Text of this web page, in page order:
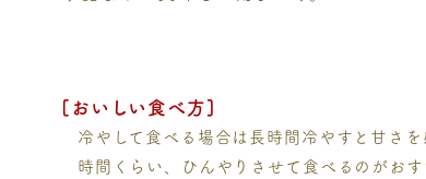
[おいしい食べ方]
冷やして食べる場合は長時間冷やすと甘さ
時間くらい、ひんやりさせて食べるのがおす